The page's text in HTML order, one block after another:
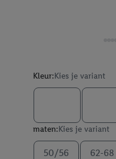
Kleur:Kies je variant
maten:Kies je variant
50/56 62-68